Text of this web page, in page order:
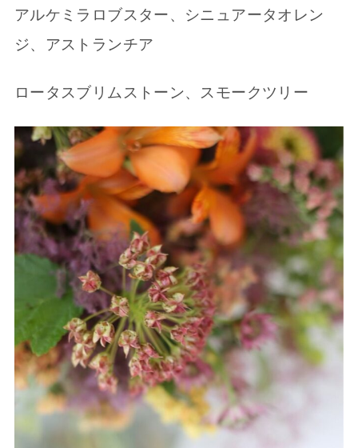
アルケミラロブスター、シニュアータオレン
ジ、アストランチア
ロータスブリムストーン、スモークツリー